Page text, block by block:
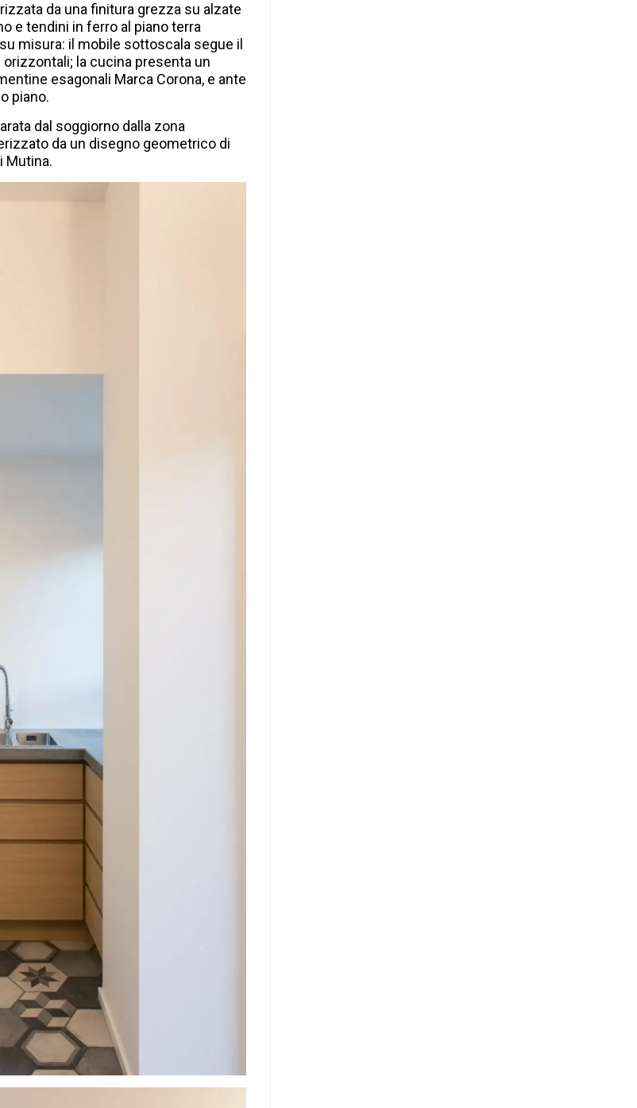
da una finitura grezza su alzate
e tendini in ferro al piano terra
misura: il mobile sottoscala segue il
la cucina presenta un
esagonali Marca Corona, e ante
piano.
dal soggiorno dalla zona
da un disegno geometrico di
Mutina.